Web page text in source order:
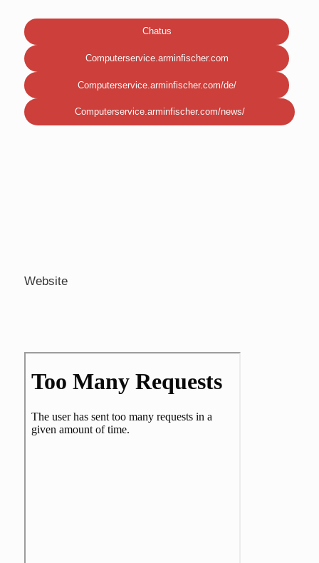
Chatus
Computerservice.arminfischer.com
Computerservice.arminfischer.com/de/
Computerservice.arminfischer.com/news/
Website